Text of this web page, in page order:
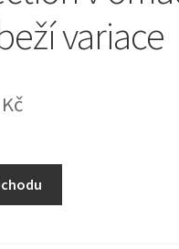
variace
Kč